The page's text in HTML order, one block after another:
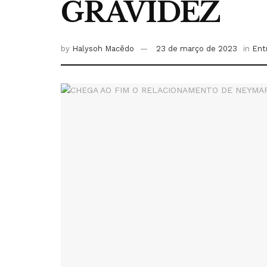
GRAVIDEZ
by Halysoh Macêdo 23 de março de 2023 in